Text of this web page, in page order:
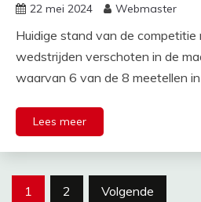
22 mei 2024 Webmaster
Huidige stand van de
wedstrijden verschoten in de
waarvan 6 van de 8 meetellen
Lees meer
Berichten
1 2 Volgende